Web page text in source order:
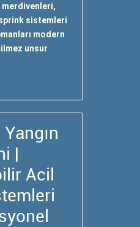
merdivenleri,
sprink sistemleri
modern
unsur
Yangın
|
Acil